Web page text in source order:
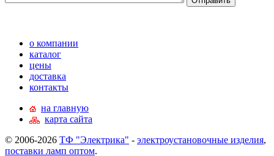
о компании
каталог
цены
доставка
контакты
на главную
карта сайта
© 2006-2026 ТФ "Электрика" - электроустановочные изделия,
поставки ламп оптом.